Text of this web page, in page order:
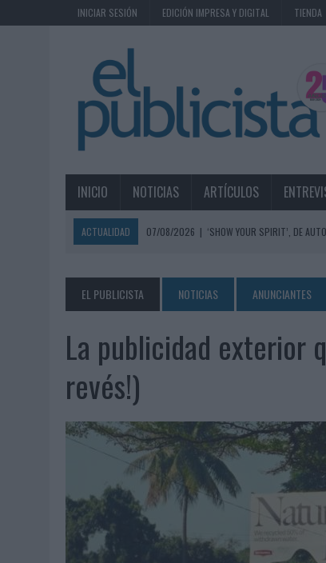
INICIAR SESIÓN EDICIÓN IMPRESA Y DIGITAL TIENDA
INICIO NOTICIAS ARTÍCULOS
ACTUALIDAD 07/08/2026 | ‘SHOW YOUR SPIRIT’, DE
07/08/2026 | MG SPIRIT RELANZA SU MARCA CON UNA
07/08/2026
PATRÓN CONVIERTE EL NUEVO SINGLE DE
07/08/2026
EL VERANO PONE A PRUEBA LA ESTRATEGIA
07/08/2026
06/08/2026 | ‘LA VUELTA’, DE FENOMENAL PARA MÁLAGA CF
| SIETE DE CADA DIEZ EMPRESAS ESPAÑOLAS
06/08/2026
LA TELEVISIÓN SIGUE LIDERANDO EL
06/08/2026
EL USO DE LA IA GENERATIVA ALCANZA YA AL
06/08/2026
SYSTEM1 NOMBRA A KIMBERLY BASTONI COMO
EL PUBLICISTA NOTICIAS ANUNCIANTES
La publicidad exterior
revés!)